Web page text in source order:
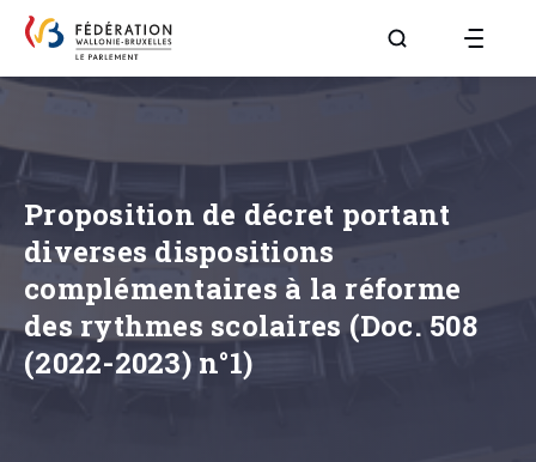
Aller à la page
Proposition de décret portant
diverses dispositions
complémentaires à la réforme
des rythmes scolaires (Doc. 508
(2022-2023) n°1)